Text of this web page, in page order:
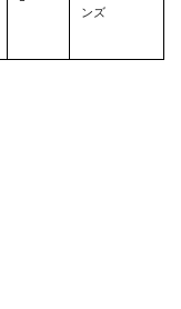
ンズ